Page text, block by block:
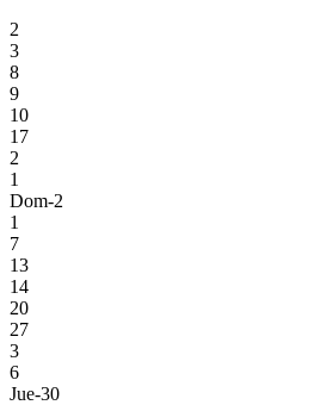
2
3
8
9
10
17
2
1
Dom-2
1
7
13
14
20
27
3
6
Jue-30